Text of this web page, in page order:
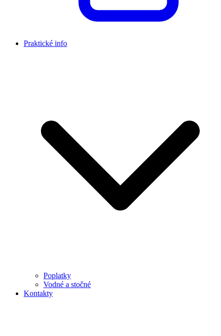
Praktické info
Poplatky
Vodné a stočné
Kontakty